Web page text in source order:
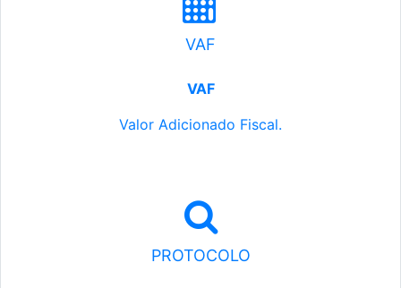
VAF
VAF
Valor Adicionado Fiscal.
PROTOCOLO